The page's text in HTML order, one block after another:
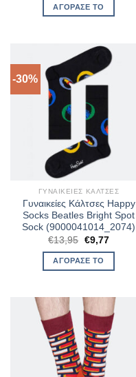
ΑΓΌΡΑΣΈ ΤΟ
-30%
ΓΥΝΑΙΚΕΊΕΣ ΚΆΛΤΣΕΣ
Γυναικείες Κάλτσες Happy
Socks Beatles Bright Spot
Sock (9000041014_2074)
€13,95 Original
price
was:
€13,95.
€9,77Η
ΑΓΌΡΑΣΈ ΤΟ